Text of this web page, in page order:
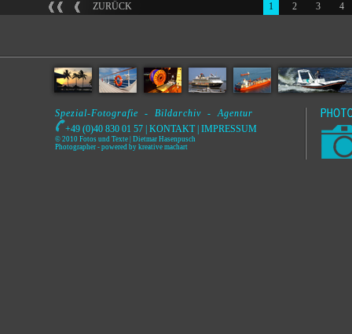
ZURÜCK 1 2 3 4
Spezial-Fotografie - Bildarchiv - Agentur
+49 (0)40 830 01 57 | KONTAKT| IMPRESSUM
© 2010 Fotos und Texte | Dietmar Hasenpusch
Photographer - powered by kreative machart